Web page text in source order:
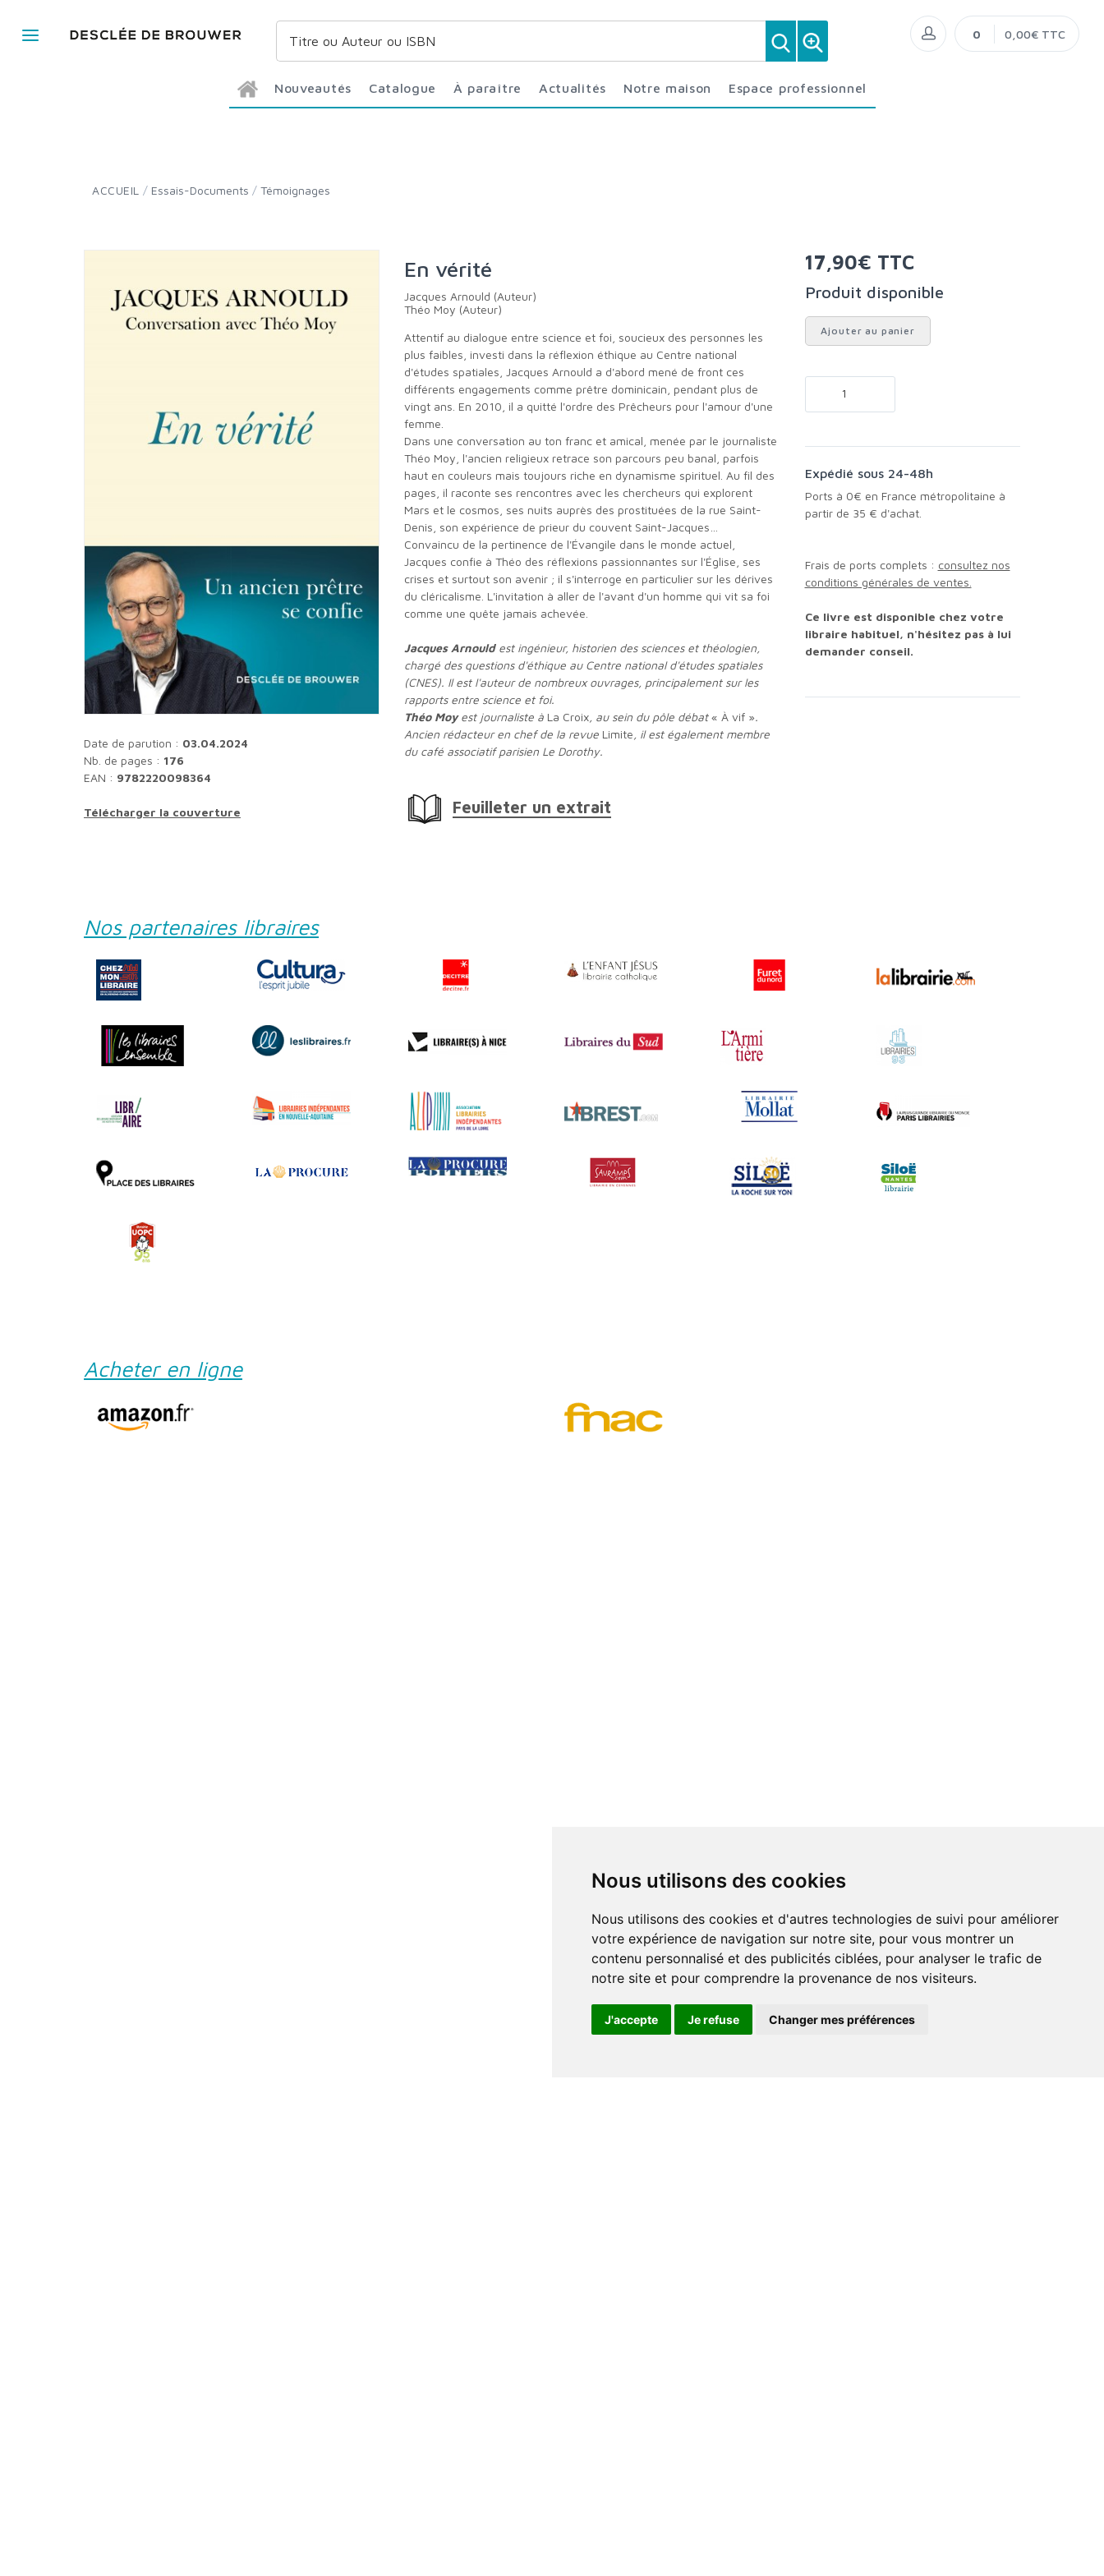
Nous utilisons des cookies
Nous utilisons des cookies et d'autres technologies de suivi pour améliorer
votre expérience de navigation sur notre site, pour vous montrer un
contenu personnalisé et des publicités ciblées, pour analyser le trafic de
notre site et pour comprendre la provenance de nos visiteurs.
J'accepte Je refuse Changer mes préférences
Nouveautés Catalogue À paraître Actualités Notre maison Espace professionnel
0 0,00€ TTC
ACCUEIL / Essais-Documents / Témoignages
Date de parution : 03.04.2024
Nb. de pages : 176
EAN : 9782220098364
Télécharger la couverture
En vérité
Jacques Arnould (Auteur)
Théo Moy (Auteur)
Attentif au dialogue entre science et foi, soucieux des personnes les
plus faibles, investi dans la réflexion éthique au Centre national
d'études spatiales, Jacques Arnould a d'abord mené de front ces
différents engagements comme prêtre dominicain, pendant plus de
vingt ans. En 2010, il a quitté l'ordre des Prêcheurs pour l'amour d'une
femme.
Dans une conversation au ton franc et amical, menée par le journaliste
Théo Moy, l'ancien religieux retrace son parcours peu banal, parfois
haut en couleurs mais toujours riche en dynamisme spirituel. Au fil des
pages, il raconte ses rencontres avec les chercheurs qui explorent
Mars et le cosmos, ses nuits auprès des prostituées de la rue Saint-
Denis, son expérience de prieur du couvent Saint-Jacques…
Convaincu de la pertinence de l'Évangile dans le monde actuel,
Jacques confie à Théo des réflexions passionnantes sur l'Église, ses
crises et surtout son avenir ; il s'interroge en particulier sur les dérives
du cléricalisme. L'invitation à aller de l'avant d'un homme qui vit sa foi
comme une quête jamais achevée.
Jacques Arnouldest ingénieur, historien des sciences et théologien,
chargé des questions d'éthique au Centre national d'études spatiales
(CNES). Il est l'auteur de nombreux ouvrages, principalement sur les
rapports entre science et foi.
Théo Moyest journaliste à La Croix , au sein du pôle débat« À vif ».
Ancien rédacteur en chef de la revue Limite , il est également membre
du café associatif parisien Le Dorothy.
Feuilleter un extrait
17,90€ TTC
Produit disponible
Ajouter au panier
Expédié sous 24-48h
Ports à 0€ en France métropolitaine à
partir de 35 € d'achat.
Frais de ports complets : consultez nos
conditions générales de ventes.
Ce livre est disponible chez votre
libraire habituel, n'hésitez pas à lui
demander conseil.
Nos partenaires libraires
Acheter en ligne